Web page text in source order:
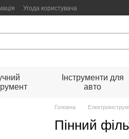
Угода користувача
Інструменти для
авто
Головна
Пінний